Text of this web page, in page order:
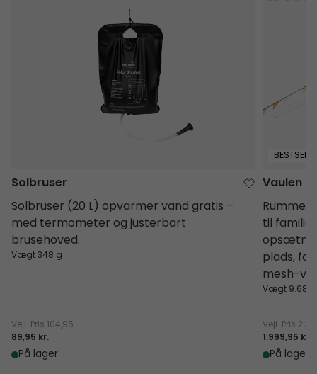
Solbruser
Solbruser (20 L) opvarmer vand gratis –
med termometer og justerbart
brusehoved.
Vægt 348 g
Vejl. Pris 104,95
89,95 kr.
På lager
Vaulen
til
plads,
mesh-
Vægt 9.68
Vejl. Pris
1.999,95 kr.
På lager